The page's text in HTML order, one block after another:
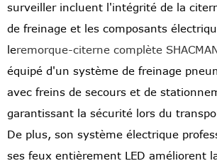
surveiller incluent l'intégrité de la
de freinage et les composants
leremorque-citerne complète
équipé d'un système de freinage
avec freins de secours et de
garantissant la sécurité lors du
De plus, son système électrique
ses feux entièrement LED améliorent